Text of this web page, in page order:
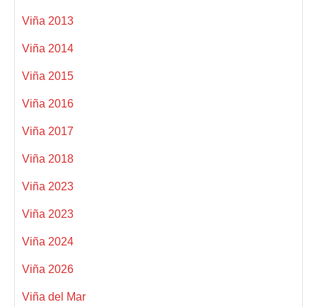
Viña 2013
Viña 2014
Viña 2015
Viña 2016
Viña 2017
Viña 2018
Viña 2023
Viña 2023
Viña 2024
Viña 2026
Viña del Mar